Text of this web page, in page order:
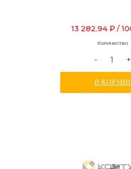
13 282.94 ₽ /
Количество
- +
В